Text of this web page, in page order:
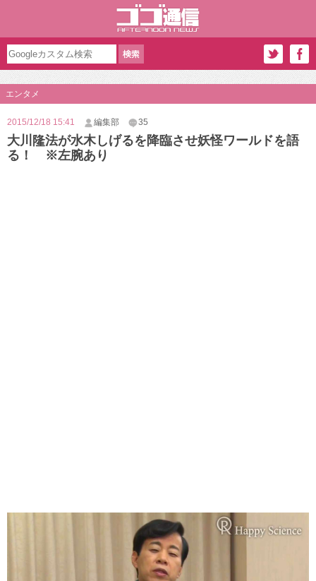
エンタメ
2015/12/18 15:41 編集部 35
大川隆法が水木しげるを降臨させ妖怪ワールドを語
る！ ※左腕あり